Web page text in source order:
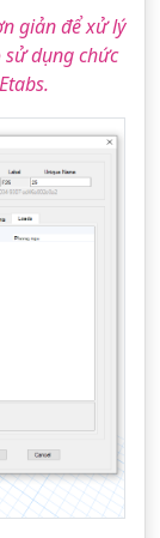
giản để xử lý
dụng chức